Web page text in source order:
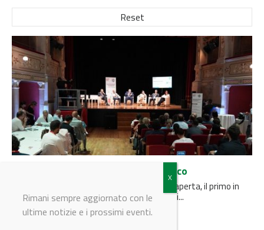
Reset
Al via il Terna Innovation Zone Adriatico
Ad Ascoli Piceno il nuovo hub di innovazione aperta, il primo in
Italia, per promuovere le imprese e i progetti...
Rimani sempre aggiornato con le
ultime notizie e i prossimi eventi.